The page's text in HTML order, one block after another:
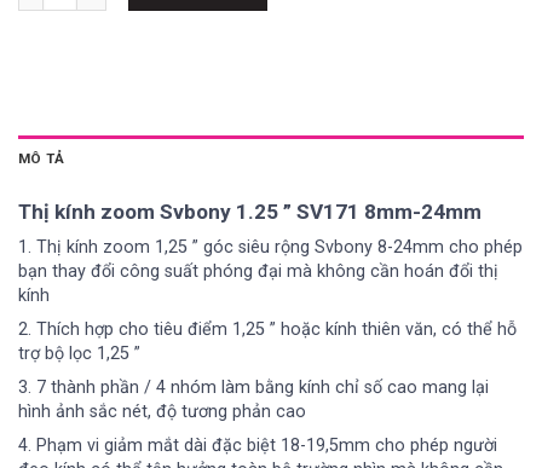
MÔ TẢ
Thị kính zoom Svbony 1.25 ” SV171 8mm-24mm
1. Thị kính zoom 1,25 ” góc siêu rộng Svbony 8-24mm cho phép
bạn thay đổi công suất phóng đại mà không cần hoán đổi thị
kính
2. Thích hợp cho tiêu điểm 1,25 ” hoặc kính thiên văn, có thể hỗ
trợ bộ lọc 1,25 ”
3. 7 thành phần / 4 nhóm làm bằng kính chỉ số cao mang lại
hình ảnh sắc nét, độ tương phản cao
4. Phạm vi giảm mắt dài đặc biệt 18-19,5mm cho phép người